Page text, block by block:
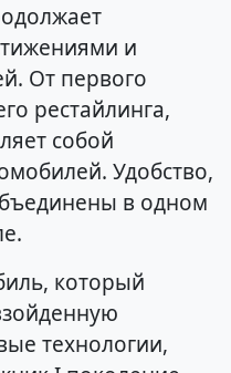
и
От первого
рестайлинга,
собой
Удобство,
в одном
который
технологии,